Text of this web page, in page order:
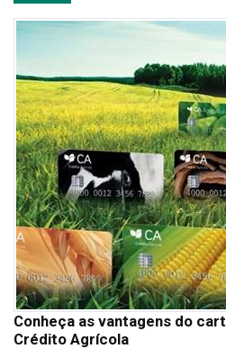
Conheça as vantagens do
Crédito Agrícola